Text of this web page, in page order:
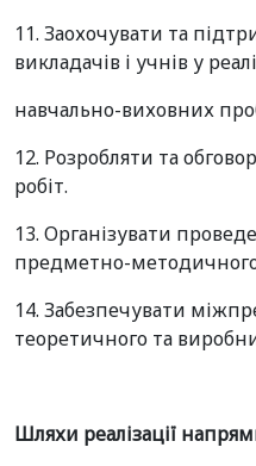
11. Заохочувати та
викладачів і учнів у
навчально-виховних
12. Розробляти та
робіт.
13. Організувати
предметно-
14. Забезпечувати
теоретичного та
Шляхи реалізації